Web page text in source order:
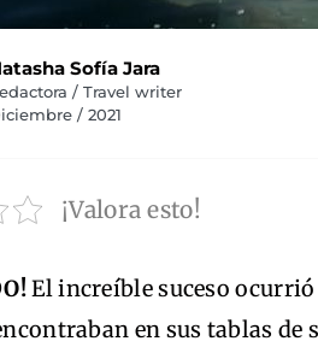
Sofía Jara
/ Travel writer
/ 2021
¡Valora esto!
El increíble suceso
en sus tablas de